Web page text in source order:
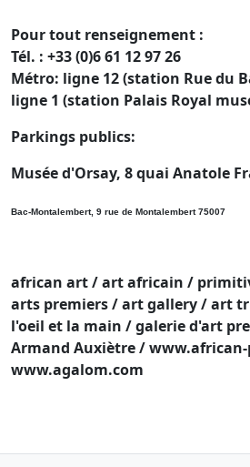
Pour tout renseignement :
Tél. : +33 (0)6 61 12 97 26
Métro: ligne 12 (station Rue du
ligne 1 (station Palais Royal
Parkings publics:
Musée d'Orsay, 8 quai Anatole
Bac-Montalembert, 9 rue de Montalembert 75007
african art / art africain /
arts premiers / art gallery / art
l'oeil et la main / galerie d'art
Armand Auxiètre /
www.agalom.com